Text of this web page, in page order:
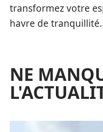
transformez votre
havre de tranquillité.
NE